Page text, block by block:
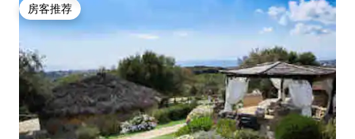
房客推荐
房客推荐